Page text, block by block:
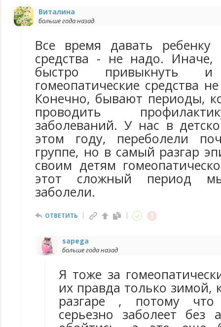
Виталина
больше года назад
Все время давать ребенку
средства - не надо. Иначе,
быстро привыкнуть
гомеопатические средства
Конечно, бывают периоды,
проводить
заболеваний. У нас в
этом году, переболели
группе, но в самый разгар
своим детям
этот сложный период
заболели.
ОТВЕТИТЬ
sapega
больше года назад
Я тоже за
их правда только зимой,
разгаре , потому что
серьезно заболеет без